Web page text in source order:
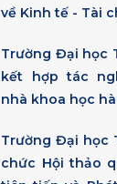
về Kinh tế - Tài
Trường Đại học
kết hợp tác
nhà khoa học
Trường Đại học
chức Hội thảo